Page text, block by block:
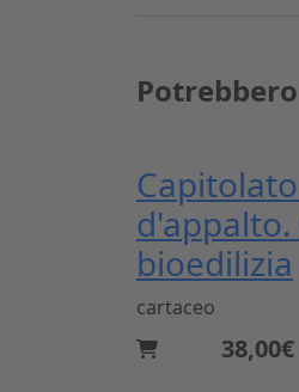
bioedilizia
cartaceo
38,00€